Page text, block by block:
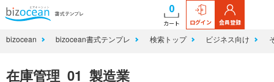
0
カート ログイン 会員登録
bizocean bizocean書式テンプレ 検索トップ ビジネス向け
在庫管理_01_製造業